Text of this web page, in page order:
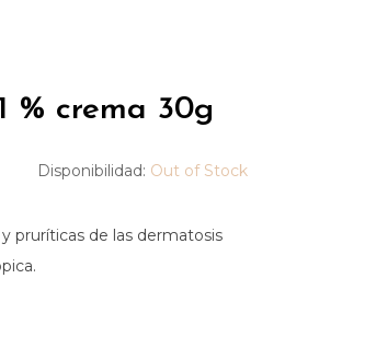
% crema 30g
Disponibilidad: Out of Stock
pruríticas de las dermatosis